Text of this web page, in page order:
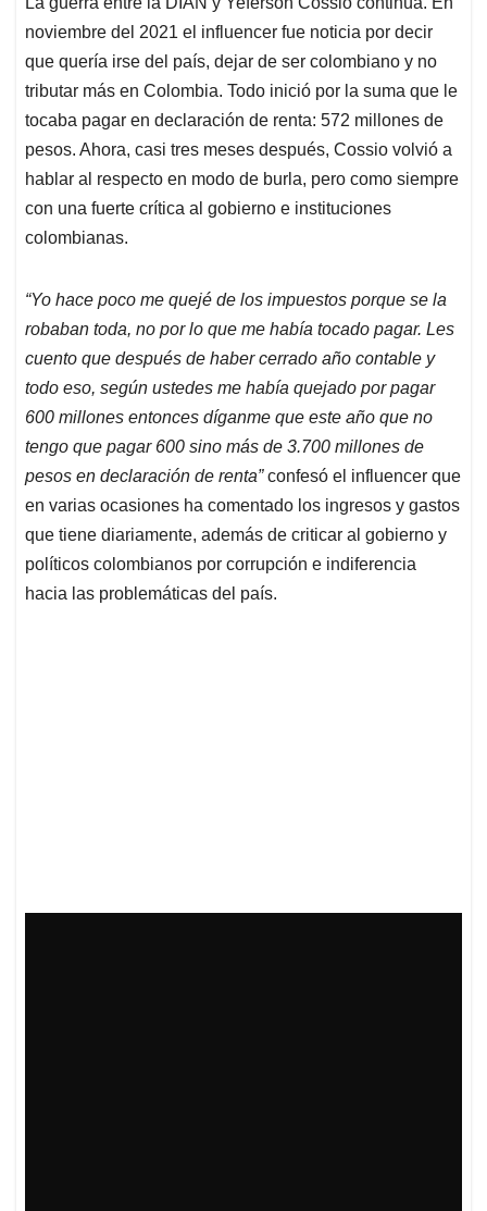
s
A
p
p
b
o
o
k
e
d
I
n
l
a
d
s
noviembre del 2021 el influencer fue noticia por decir
que quería irse del país, dejar de ser colombiano y no
tributar más en Colombia. Todo inició por la suma que le
tocaba pagar en declaración de renta: 572 millones de
pesos. Ahora, casi tres meses después, Cossio volvió a
hablar al respecto en modo de burla, pero como siempre
con una fuerte crítica al gobierno e instituciones
colombianas.
“Yo hace poco me quejé de los impuestos porque se la
robaban toda, no por lo que me había tocado pagar. Les
cuento que después de haber cerrado año contable y
todo eso, según ustedes me había quejado por pagar
600 millones entonces díganme que este año que no
tengo que pagar 600 sino más de 3.700 millones de
pesos en declaración de renta”confesó el influencer que
en varias ocasiones ha comentado los ingresos y gastos
que tiene diariamente, además de criticar al gobierno y
políticos colombianos por corrupción e indiferencia
hacia las problemáticas del país.